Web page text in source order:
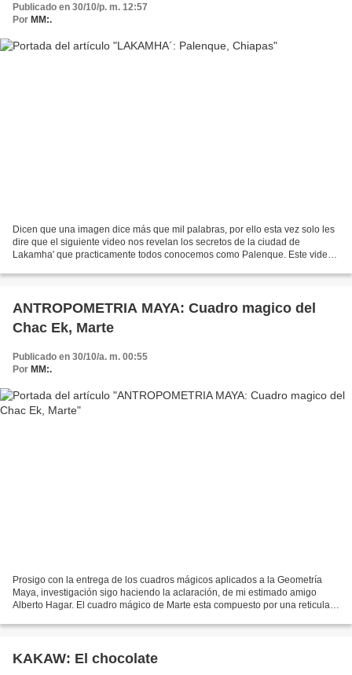
Publicado en 30/10/p. m. 12:57
Por MM:.
Dicen que una imagen dice más que mil palabras, por ello esta vez solo les
dire que el siguiente video nos revelan los secretos de la ciudad de
Lakamha' que practicamente todos conocemos como Palenque. Este video
ANTROPOMETRIA MAYA: Cuadro magico del
Chac Ek, Marte
Publicado en 30/10/a. m. 00:55
Por MM:.
Prosigo con la entrega de los cuadros mágicos aplicados a la Geometría
Maya, investigación sigo haciendo la aclaración, de mi estimado amigo
Alberto Hagar. El cuadro mágico de Marte esta compuesto por una reticula
KAKAW: El chocolate